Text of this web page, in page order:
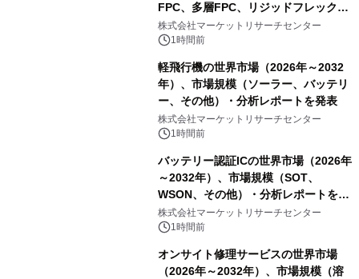
FPC、多層FPC、リジッドフレックス
PCB）・分析レポートを発表
株式会社マーケットリサーチセンター
1時間前
軽飛行機の世界市場（2026年～2032
年）、市場規模（ソーラー、バッテリ
ー、その他）・分析レポートを発表
株式会社マーケットリサーチセンター
1時間前
バッテリー認証ICの世界市場（2026年
～2032年）、市場規模（SOT、
WSON、その他）・分析レポートを発
表
株式会社マーケットリサーチセンター
1時間前
オンサイト修理サービスの世界市場
（2026年～2032年）、市場規模（溶